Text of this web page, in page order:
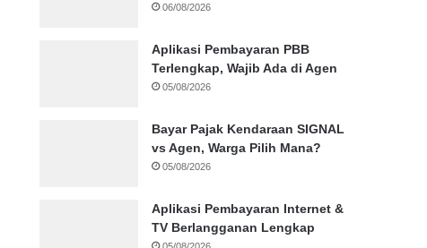
06/08/2026
Aplikasi Pembayaran PBB
Terlengkap, Wajib Ada di Agen
05/08/2026
Bayar Pajak Kendaraan SIGNAL
vs Agen, Warga Pilih Mana?
05/08/2026
Aplikasi Pembayaran Internet &
TV Berlangganan Lengkap